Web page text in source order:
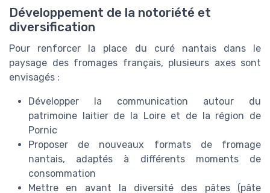
Développement de la notoriété et
diversification
Pour renforcer la place du curé nantais dans le
paysage des fromages français, plusieurs axes sont
envisagés :
Développer la communication autour du
patrimoine laitier de la Loire et de la région de
Pornic
Proposer de nouveaux formats de fromage
nantais, adaptés à différents moments de
consommation
Mettre en avant la diversité des pâtes (pâte